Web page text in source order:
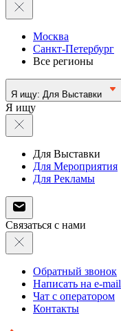
Москва
Санкт-Петербург
Все регионы
Я ищу: Для Выставки
Я ищу
Для Выставки
Для Мероприятия
Для Рекламы
Связаться с нами
Обратный звонок
Написать на e-mail
Чат с оператором
Контакты